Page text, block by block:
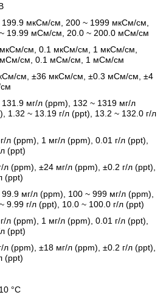
199.9 мкСм/см, 200 ~ 1999 мкСм/см,
19.99 мСм/см, 20.0 ~ 200.0 мСм/см
см, 0.1 мкСм/см, 1 мкСм/см,
см, 0.1 мСм/см, 1 мСм/см
см, ±36 мкСм/см, ±0.3 мСм/см, ±4
мг/л (ppm), 132 ~ 1319 мг/л
1.32 ~ 13.19 г/л (ppt), 13.2 ~ 132.0 г/л
л (ppm), 1 мг/л (ppm), 0.01 г/л (ppt),
(ppt)
л (ppm), ±24 мг/л (ppm), ±0.2 г/л (ppt),
(ppt)
мг/л (ppm), 100 ~ 999 мг/л (ppm),
9.99 г/л (ppt), 10.0 ~ 100.0 г/л (ppt)
л (ppm), 1 мг/л (ppm), 0.01 г/л (ppt),
(ppt)
л (ppm), ±18 мг/л (ppm), ±0.2 г/л (ppt),
(ppt)
°C